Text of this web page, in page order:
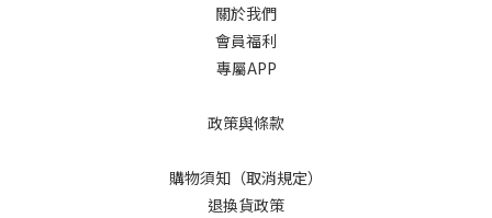
關於我們
會員福利
專屬APP
政策與條款
購物須知（取消規定）
退換貨政策